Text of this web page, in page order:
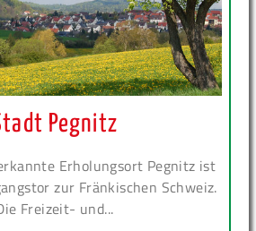
Pegnitz
Erholungsort Pegnitz ist
zur Fränkischen Schweiz.
Freizeit- und...